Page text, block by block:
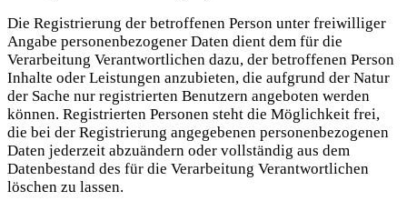
Die Registrierung der betroffenen Person unter freiwilliger
Angabe personenbezogener Daten dient dem für die
Verarbeitung Verantwortlichen dazu, der betroffenen Person
Inhalte oder Leistungen anzubieten, die aufgrund der Natur
der Sache nur registrierten Benutzern angeboten werden
können. Registrierten Personen steht die Möglichkeit frei,
die bei der Registrierung angegebenen personenbezogenen
Daten jederzeit abzuändern oder vollständig aus dem
Datenbestand des für die Verarbeitung Verantwortlichen
löschen zu lassen.